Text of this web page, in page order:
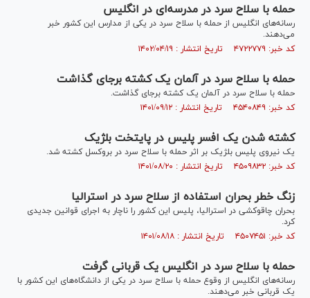
حمله با سلاح سرد در مدرسه‌ای در انگلیس
رسانه‌های انگلیس از حمله با سلاح سرد در یکی از مدارس این کشور خبر
می‌دهند.
کد خبر: ۴۷۲۲۷۷۹ تاریخ انتشار : ۱۴۰۲/۰۴/۱۹
حمله با سلاح سرد در آلمان یک کشته برجای گذاشت
حمله با سلاح سرد در آلمان یک کشته برجای گذاشت.
کد خبر: ۴۵۴۰۸۴۹ تاریخ انتشار : ۱۴۰۱/۰۹/۱۲
کشته شدن یک افسر پلیس در پایتخت بلژیک
یک نیروی پلیس بلژیک بر اثر حمله با سلاح سرد در بروکسل کشته شد.
کد خبر: ۴۵۰۹۸۳۲ تاریخ انتشار : ۱۴۰۱/۰۸/۲۰
زنگ خطر بحران استفاده از سلاح سرد در استرالیا
بحران چاقوکشی در استرالیا، پلیس این کشور را ناچار به اجرای قوانین جدیدی
کرد.
کد خبر: ۴۵۰۷۴۵۱ تاریخ انتشار : ۱۴۰۱/۰۸/۱۸
حمله با سلاح سرد در انگلیس یک قربانی گرفت
رسانه‌های انگلیس از وقوع حمله با سلاح سرد در یکی از دانشگاه‌های این کشور با
یک قربانی خبر می‌دهند.